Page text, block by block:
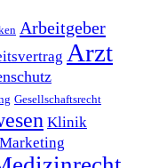
Arbeitgeber
Arzt
Gesellschaftsrecht
Klinik
Marketing